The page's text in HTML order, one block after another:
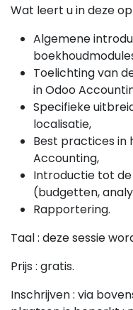
Wat leert u in deze
Algemene
Toelichting van
in Odoo
Specifieke
localisatie,
Best practices in
Accounting,
Introductie tot
(budgetten,
Rapportering.
Taal : deze sessie
Prijs : gratis.
Inschrijven : via